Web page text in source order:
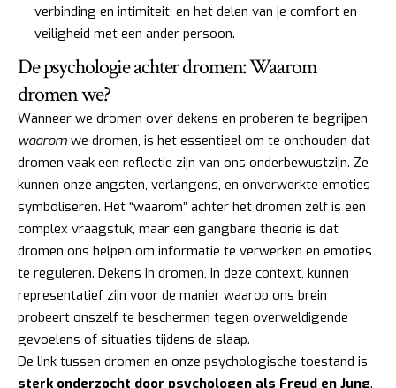
verbinding en intimiteit, en het delen van je comfort en
veiligheid met een ander persoon.
De psychologie achter dromen: Waarom
dromen we?
Wanneer we dromen over dekens en proberen te begrijpen
waarom we dromen, is het essentieel om te onthouden dat
dromen vaak een reflectie zijn van ons onderbewustzijn. Ze
kunnen onze angsten, verlangens, en onverwerkte emoties
symboliseren. Het “waarom” achter het dromen zelf is een
complex vraagstuk, maar een gangbare theorie is dat
dromen ons helpen om informatie te verwerken en emoties
te reguleren. Dekens in dromen, in deze context, kunnen
representatief zijn voor de manier waarop ons brein
probeert onszelf te beschermen tegen overweldigende
gevoelens of situaties tijdens de slaap.
De link tussen dromen en onze psychologische toestand is
sterk onderzocht door psychologen als Freud en Jung.